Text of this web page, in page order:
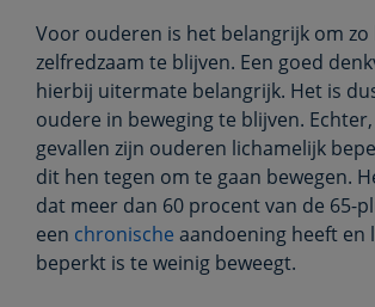
Voor ouderen is het belangrijk om zo
zelfredzaam te blijven. Een goed
hierbij uitermate belangrijk. Het is
oudere in beweging te blijven.
gevallen zijn ouderen lichamelijk
dit hen tegen om te gaan bewegen.
dat meer dan 60 procent van de 65-
een chronische aandoening heeft en
beperkt is te weinig beweegt.